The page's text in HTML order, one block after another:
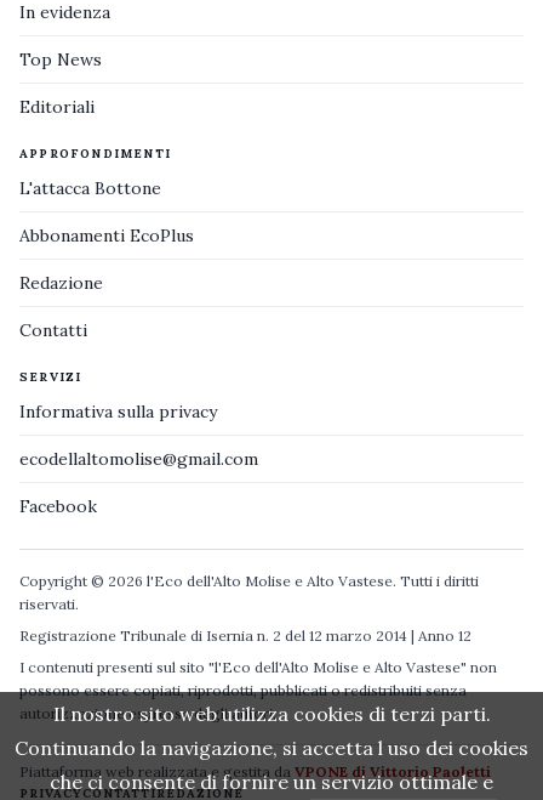
In evidenza
Top News
Editoriali
APPROFONDIMENTI
L'attacca Bottone
Abbonamenti EcoPlus
Redazione
Contatti
SERVIZI
Informativa sulla privacy
ecodellaltomolise@gmail.com
Facebook
Copyright © 2026 l'Eco dell'Alto Molise e Alto Vastese. Tutti i diritti
riservati.
Registrazione Tribunale di Isernia n. 2 del 12 marzo 2014 | Anno 12
I contenuti presenti sul sito "l'Eco dell'Alto Molise e Alto Vastese" non
possono essere copiati, riprodotti, pubblicati o redistribuiti senza
autorizzazione espressa degli autori.
Piattaforma web realizzata e gestita da VPONE di Vittorio Paoletti
PRIVACYCONTATTIREDAZIONE
Il nostro sito web utilizza cookies di terzi parti.
Continuando la navigazione, si accetta l uso dei cookies
che ci consente di fornire un servizio ottimale e